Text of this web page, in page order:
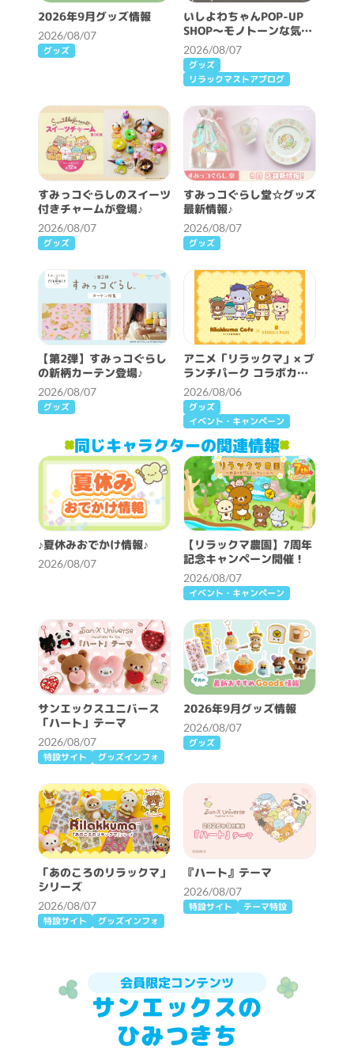
2026年9月グッズ情報
2026/08/07
グッズ
いしよわちゃんPOP-UP
SHOP～モノトーンな気分
～開催決定！
2026/08/07
グッズ
リラックマストアブログ
すみっコぐらしのスイーツ
付きチャームが登場♪
2026/08/07
グッズ
すみっコぐらし堂☆グッズ
最新情報♪
2026/08/07
グッズ
【第2弾】すみっコぐらし
の新柄カーテン登場♪
2026/08/07
グッズ
アニメ「リラックマ」× ブ
ランチパーク コラボカフ
ェ開催決定！
2026/08/06
グッズ
イベント・キャンペーン
同じキャラクターの関連情報
♪夏休みおでかけ情報♪
2026/08/07
【リラックマ農園】7周年
記念キャンペーン開催！
2026/08/07
イベント・キャンペーン
サンエックスユニバース
「ハート」テーマ
2026/08/07
特設サイト グッズインフォ
2026年9月グッズ情報
2026/08/07
グッズ
「あのころのリラックマ」
シリーズ
2026/08/07
特設サイト グッズインフォ
『ハート』テーマ
2026/08/07
特設サイト テーマ特設
会員限定コンテンツ
サンエックスの
ひみつきち